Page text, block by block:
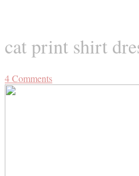
cat print shirt
4Comments